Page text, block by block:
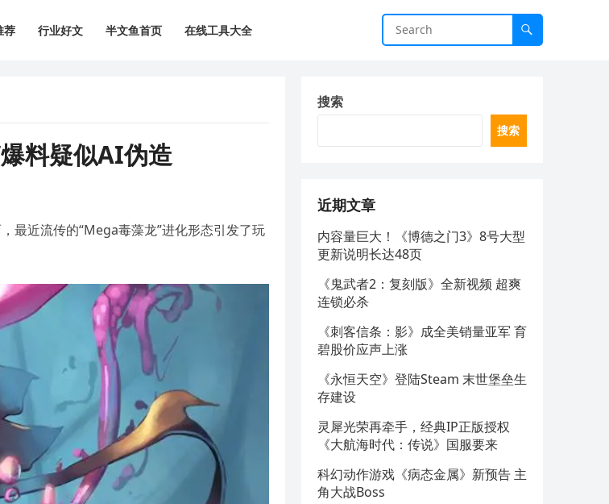
荐 行业好文 半文鱼首页 在线工具大全
料疑似AI伪造
最近流传的“Mega毒藻龙”进化形态引发了玩
搜索
搜索
近期文章
内容量巨大！《博德之门3》8号大型
更新说明长达48页
《鬼武者2：复刻版》全新视频 超爽
连锁必杀
《刺客信条：影》成全美销量亚军 育
碧股价应声上涨
《永恒天空》登陆Steam 末世堡垒生
存建设
灵犀光荣再牵手，经典IP正版授权
《大航海时代：传说》国服要来
科幻动作游戏《病态金属》新预告 主
角大战Boss